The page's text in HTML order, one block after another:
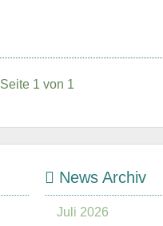
Seite 1 von 1
News Archiv
Juli 2026